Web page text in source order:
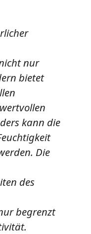
nur
bietet
kann die
Die
des
begrenzt